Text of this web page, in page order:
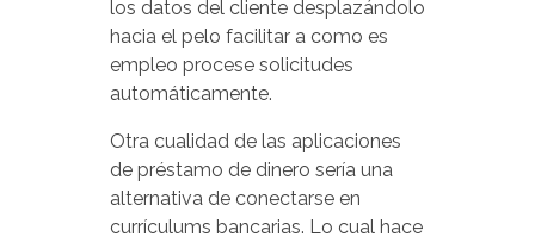
los datos del cliente desplazándolo
hacia el pelo facilitar a como es
empleo procese solicitudes
automáticamente.
Otra cualidad de las aplicaciones
de préstamo de dinero serí­a una
alternativa de conectarse en
currículums bancarias. Lo cual hace